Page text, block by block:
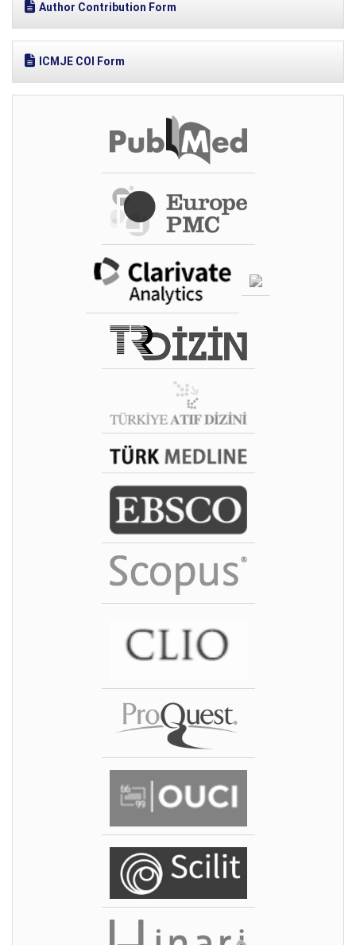
Author Contribution Form
ICMJE COI Form